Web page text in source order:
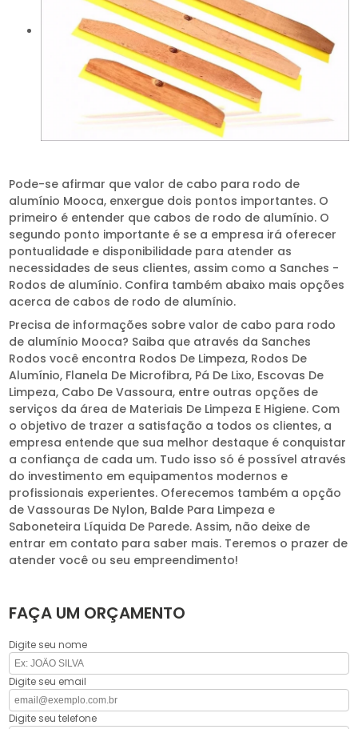
Pode-se afirmar que valor de cabo para rodo de
alumínio Mooca, enxergue dois pontos importantes. O
primeiro é entender que cabos de rodo de alumínio. O
segundo ponto importante é se a empresa irá oferecer
pontualidade e disponibilidade para atender as
necessidades de seus clientes, assim como a Sanches -
Rodos de alumínio. Confira também abaixo mais opções
acerca de cabos de rodo de alumínio.
Precisa de informações sobre valor de cabo para rodo
de alumínio Mooca? Saiba que através da Sanches
Rodos você encontra Rodos De Limpeza, Rodos De
Alumínio, Flanela De Microfibra, Pá De Lixo, Escovas De
Limpeza, Cabo De Vassoura, entre outras opções de
serviços da área de Materiais De Limpeza E Higiene. Com
o objetivo de trazer a satisfação a todos os clientes, a
empresa entende que sua melhor destaque é conquistar
a confiança de cada um. Tudo isso só é possível através
do investimento em equipamentos modernos e
profissionais experientes. Oferecemos também a opção
de Vassouras De Nylon, Balde Para Limpeza e
Saboneteira Líquida De Parede. Assim, não deixe de
entrar em contato para saber mais. Teremos o prazer de
atender você ou seu empreendimento!
FAÇA UM ORÇAMENTO
Digite seu nome
Digite seu email
Digite seu telefone